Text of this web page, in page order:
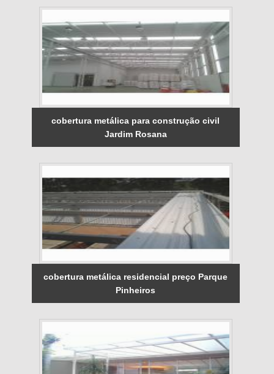
cobertura metálica para construção civil
Jardim Rosana
cobertura metálica residencial preço Parque
Pinheiros